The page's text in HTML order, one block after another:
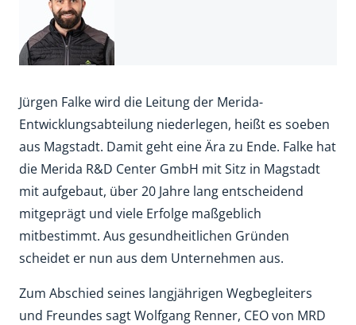
Jürgen Falke wird die Leitung der Merida-
Entwicklungsabteilung niederlegen, heißt es soeben
aus Magstadt. Damit geht eine Ära zu Ende. Falke hat
die Merida R&D Center GmbH mit Sitz in Magstadt
mit aufgebaut, über 20 Jahre lang entscheidend
mitgeprägt und viele Erfolge maßgeblich
mitbestimmt. Aus gesundheitlichen Gründen
scheidet er nun aus dem Unternehmen aus.
Zum Abschied seines langjährigen Wegbegleiters
und Freundes sagt Wolfgang Renner, CEO von MRD